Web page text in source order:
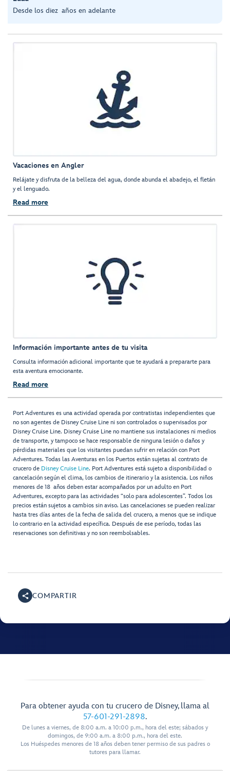
Desde los diez años en adelante
Vacaciones en Angler
Relájate y disfruta de la belleza del agua, donde abunda el abadejo, el fletán
y el lenguado.
Read more
Información importante antes de tu visita
Consulta información adicional importante que te ayudará a prepararte para
esta aventura emocionante.
Read more
Port Adventures es una actividad operada por contratistas independientes que
no son agentes de Disney Cruise Line ni son controlados o supervisados por
Disney Cruise Line. Disney Cruise Line no mantiene sus instalaciones ni medios
de transporte, y tampoco se hace responsable de ninguna lesión o daños y
pérdidas materiales que los visitantes puedan sufrir en relación con Port
Adventures. Todas las Aventuras en los Puertos están sujetas al contrato de
crucero de Disney Cruise Line. Port Adventures está sujeto a disponibilidad o
cancelación según el clima, los cambios de itinerario y la asistencia. Los niños
menores de 18 años deben estar acompañados por un adulto en Port
Adventures, excepto para las actividades “solo para adolescentes”. Todos los
precios están sujetos a cambios sin aviso. Las cancelaciones se pueden realizar
hasta tres días antes de la fecha de salida del crucero, a menos que se indique
lo contrario en la actividad específica. Después de ese período, todas las
reservaciones son definitivas y no son reembolsables.
COMPARTIR
Para obtener ayuda con tu crucero de Disney, llama al
57-601-291-2898.
De lunes a viernes, de 8:00 a.m. a 10:00 p.m., hora del este; sábados y
domingos, de 9:00 a.m. a 8:00 p.m., hora del este.
Los Huéspedes menores de 18 años deben tener permiso de sus padres o
tutores para llamar.